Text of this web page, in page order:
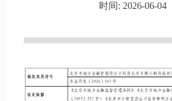
时间: 2026-06-04